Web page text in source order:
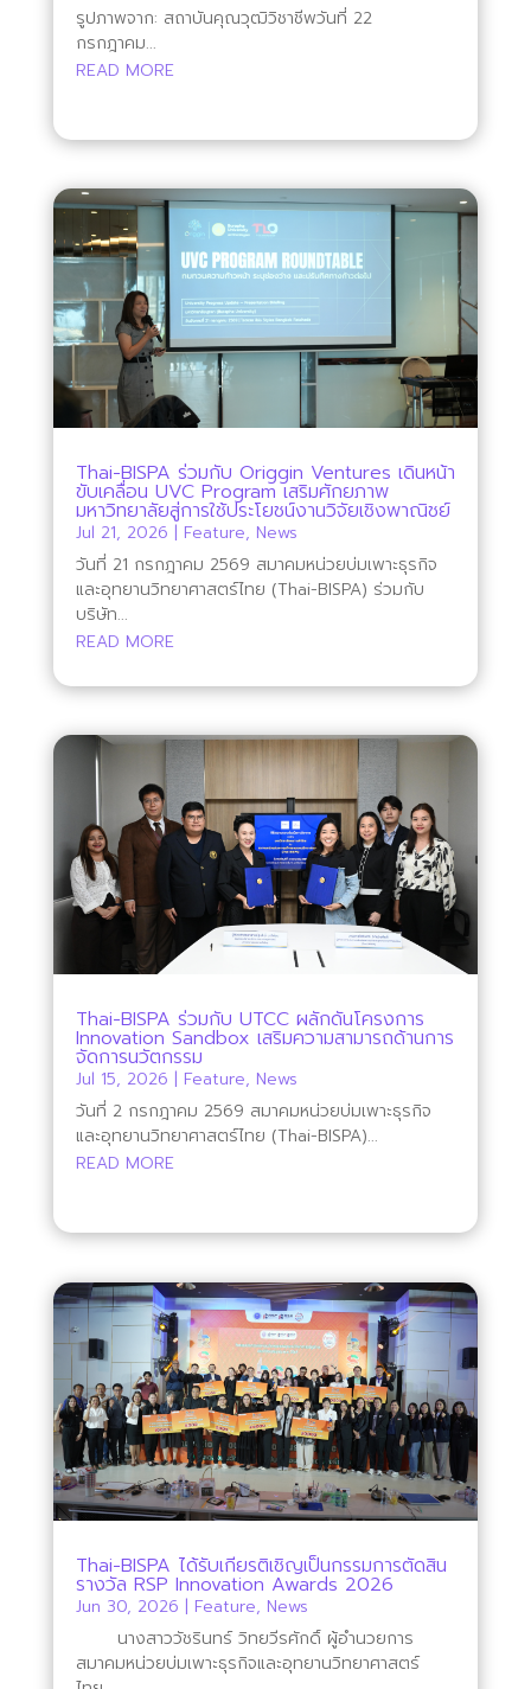
รูปภาพจาก: สถาบันคุณวุฒิวิชาชีพวันที่ 22
กรกฎาคม...
READ MORE
Thai-BISPA ร่วมกับ Origgin Ventures เดินหน้า
ขับเคลื่อน UVC Program เสริมศักยภาพ
มหาวิทยาลัยสู่การใช้ประโยชน์งานวิจัยเชิงพาณิชย์
Jul 21, 2026 | Feature, News
วันที่ 21 กรกฎาคม 2569 สมาคมหน่วยบ่มเพาะธุรกิจ
และอุทยานวิทยาศาสตร์ไทย (Thai-BISPA) ร่วมกับ
บริษัท...
READ MORE
Thai-BISPA ร่วมกับ UTCC ผลักดันโครงการ
Innovation Sandbox เสริมความสามารถด้านการ
จัดการนวัตกรรม
Jul 15, 2026 | Feature, News
วันที่ 2 กรกฎาคม 2569 สมาคมหน่วยบ่มเพาะธุรกิจ
และอุทยานวิทยาศาสตร์ไทย (Thai-BISPA)...
READ MORE
Thai-BISPA ได้รับเกียรติเชิญเป็นกรรมการตัดสิน
รางวัล RSP Innovation Awards 2026
Jun 30, 2026 | Feature, News
นางสาววัชรินทร์ วิทยวีรศักดิ์ ผู้อำนวยการ
สมาคมหน่วยบ่มเพาะธุรกิจและอุทยานวิทยาศาสตร์